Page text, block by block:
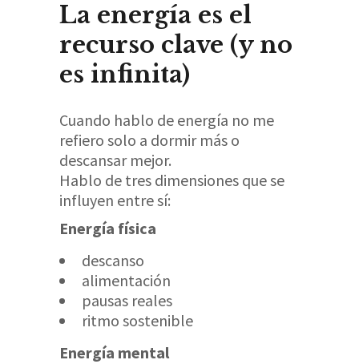
La energía es el
recurso clave (y no
es infinita)
Cuando hablo de energía no me
refiero solo a dormir más o
descansar mejor.
Hablo de tres dimensiones que se
influyen entre sí:
Energía física
descanso
alimentación
pausas reales
ritmo sostenible
Energía mental